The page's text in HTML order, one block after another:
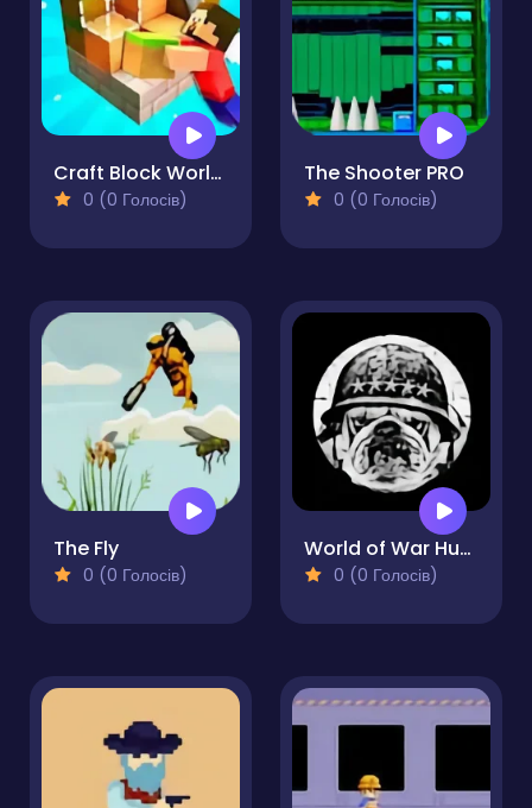
Craft Block World Building
0 (0 Голосів)
The Shooter PRO
0 (0 Голосів)
The Fly
0 (0 Голосів)
World of War Hunters
0 (0 Голосів)